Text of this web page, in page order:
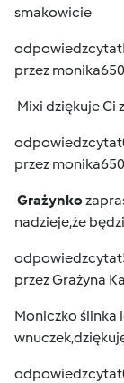
smakowicie
odpowiedzcytat
przez
Mixi dziękuje Ci
odpowiedzcytat
przez
Grażynko
nadzieje,że
odpowiedzcytat
przezGrażyna
Moniczko ślinka
odpowiedzcytat